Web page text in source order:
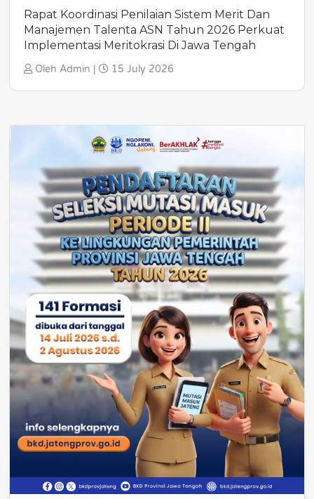
Rapat Koordinasi Penilaian Sistem Merit Dan
Manajemen Talenta ASN Tahun 2026 Perkuat
Implementasi Meritokrasi Di Jawa Tengah
Oleh Admin | 15 July 2026